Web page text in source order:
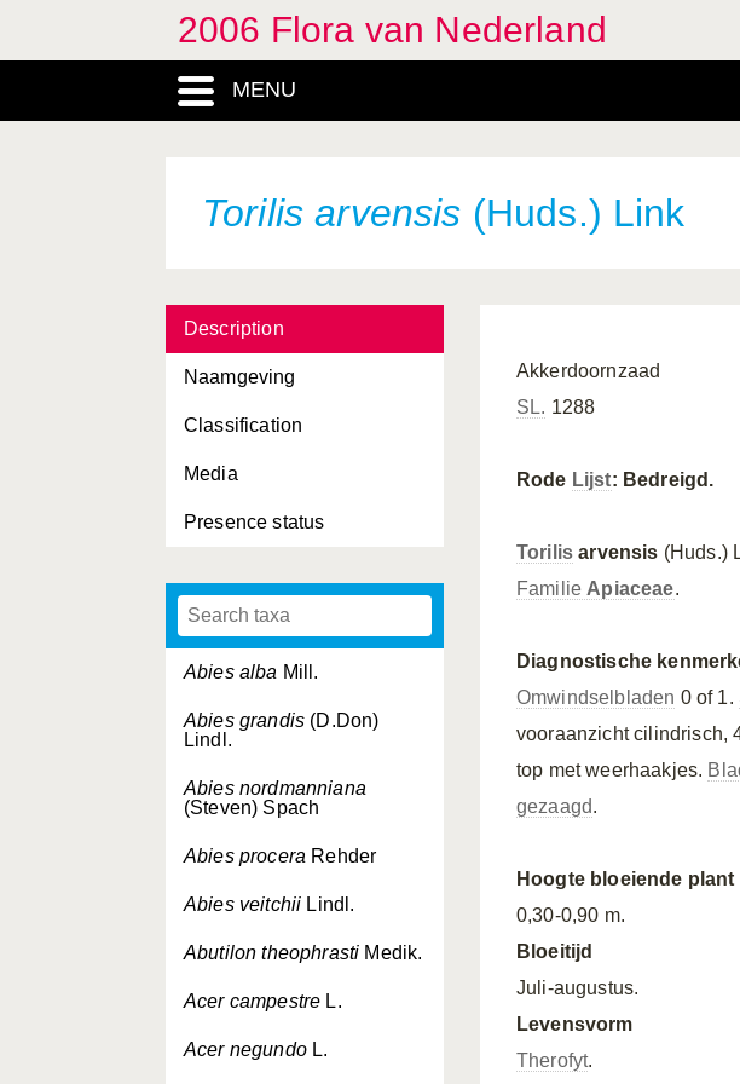
2006 Flora van Nederland
MENU
Torilis arvensis (Huds.) Link
Description
Naamgeving
Classification
Media
Presence status
Abies alba Mill.
Abies grandis (D.Don)
Lindl.
Abies nordmanniana
(Steven) Spach
Abies procera Rehder
Abies veitchii Lindl.
Abutilon theophrasti Medik.
Acer campestre L.
Acer negundoL.
Akkerdoornzaad
SL. 1288
Rode Lijst: Bedreigd.
Torilis arvensis (Huds.)
Familie Apiaceae.
Diagnostische
Omwindselbladen 0 of 1.
vooraanzicht cilindrisch,
top met weerhaakjes.
gezaagd.
Hoogte bloeiende plant
0,30-0,90 m.
Bloeitijd
Juli-augustus.
Levensvorm
Therofyt.